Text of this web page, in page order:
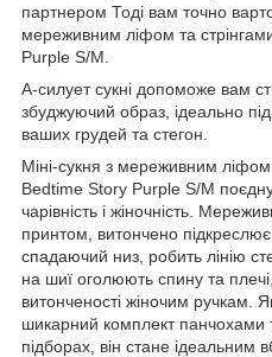
партнером Тоді вам точно
мереживним ліфом та
Purple S/M.
А-силует сукні допоможе вам
збуджуючий образ, ідеально
ваших грудей та стегон.
Міні-сукня з мереживним ліфом
Bedtime Story Purple S/M
чарівність і жіночність.
принтом, витончено
спадаючий низ, робить лінію
на шиї оголюють спину та
витонченості жіночим ручкам.
шикарний комплект панчохами
підборах, він стане ідеальним